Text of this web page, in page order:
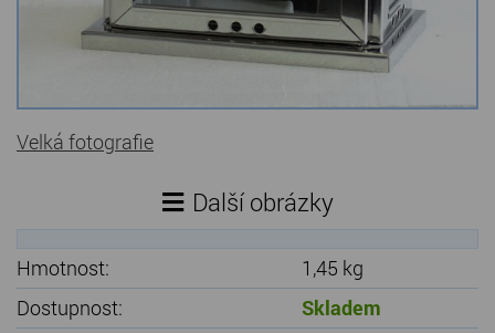
Kamenné stoly, konferenční stolky
Barevné kamenné drti
Štípané kamenné obklady
Dárkové předměty z přírodního kamene
Gabiony, gabionový kámen
Údržba a čištění kamene
Velká fotografie
Další obrázky
Hmotnost:
1,45 kg
Dostupnost:
Skladem